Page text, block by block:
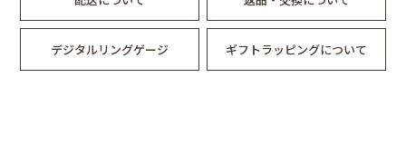
デジタルリングゲージ ギフトラッピングについて